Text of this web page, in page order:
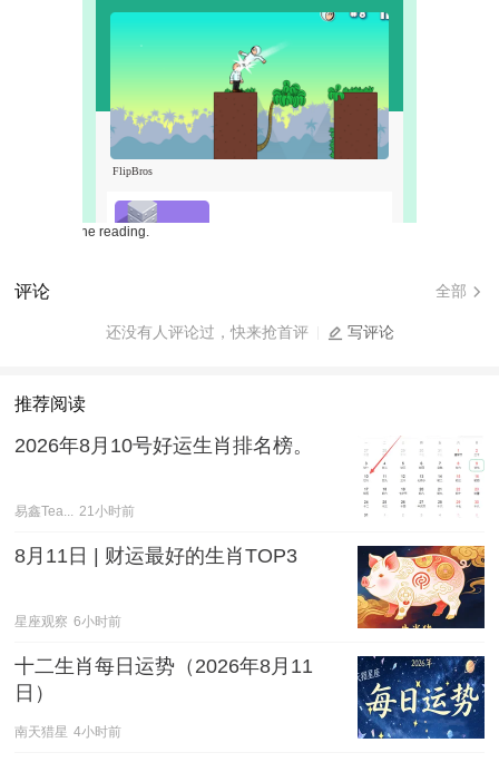
online reading.
评论 全部
还没有人评论过，快来抢首评 写评论
推荐阅读
2026年8月10号好运生肖排名榜。
易鑫Tea... 21小时前
8月11日 | 财运最好的生肖TOP3
星座观察 6小时前
十二生肖每日运势（2026年8月11
日）
南天猎星 4小时前